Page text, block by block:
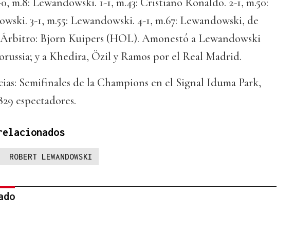
3-1, m.55: Lewandowski. 4-1, m.67: Lewandowski, de
Bjorn Kuipers (HOL). Amonestó a Lewandowski
y a Khedira, Özil y Ramos por el Real Madrid.
Semifinales de la Champions en el Signal Iduma Park,
espectadores.
ROBERT LEWANDOWSKI